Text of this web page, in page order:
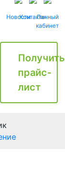
НовостиКонтактыЛичный
кабинет
Получить
прайс-
лист